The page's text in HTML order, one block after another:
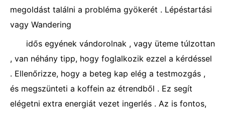
megoldást találni a probléma gyökerét . Lépéstartási
vagy Wandering
idős egyének vándorolnak , vagy üteme túlzottan
, van néhány tipp, hogy foglalkozik ezzel a kérdéssel
. Ellenőrizze, hogy a beteg kap elég a testmozgás ,
és megszünteti a koffein az étrendből . Ez segít
elégetni extra energiát vezet ingerlés . Az is fontos,